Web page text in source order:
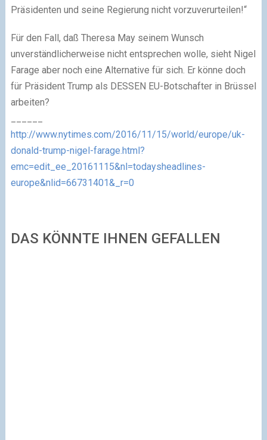
Präsidenten und seine Regierung nicht vorzuverurteilen!“
Für den Fall, daß Theresa May seinem Wunsch
unverständlicherweise nicht entsprechen wolle, sieht Nigel
Farage aber noch eine Alternative für sich. Er könne doch
für Präsident Trump als DESSEN EU-Botschafter in Brüssel
arbeiten?
http://www.nytimes.com/2016/11/15/world/europe/uk-
donald-trump-nigel-farage.html?
emc=edit_ee_20161115&nl=todaysheadlines-
europe&nlid=66731401&_r=0
DAS KÖNNTE IHNEN GEFALLEN